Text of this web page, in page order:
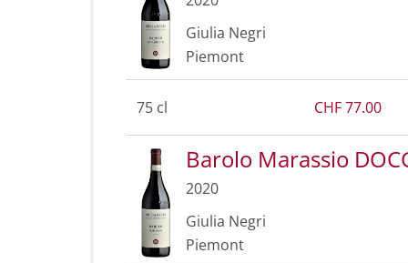
Giulia Negri
Piemont
75 cl CHF 77.00
Barolo Marassio
2020
Giulia Negri
Piemont